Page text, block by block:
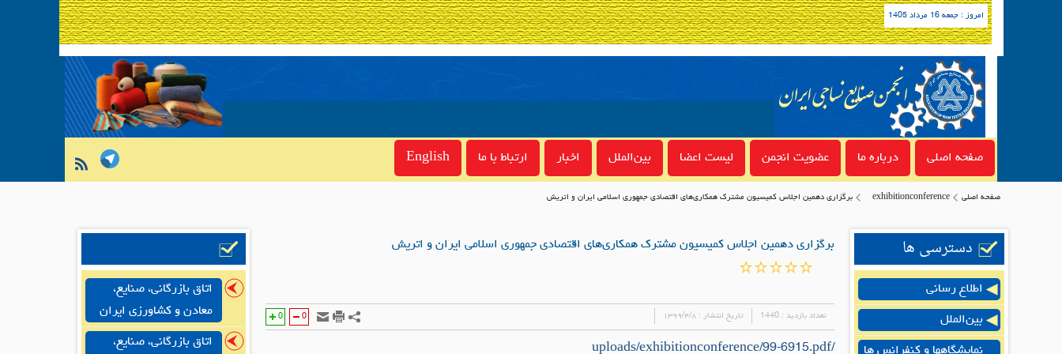
امروز : جمعه 16 مرداد 1405
صفحه اصلی درباره ما عضویت انجمن لیست اعضا بین‌الملل اخبار ارتباط با ما English
صفحه اصلی exhibitionconference برگزاری دهمین اجلاس کمیسیون مشترک همکاری‌های اقتصادی جمهوری اسلامی ایران و اتریش
دسترسی ها
اطلاع رسانی
بین‌الملل
نمایشگاهها و کنفرانس ها
برگزاری دهمین اجلاس کمیسیون مشترک همکاری‌های اقتصادی جمهوری اسلامی ایران و اتریش
تعداد بازدید : 1440 تاریخ انتشار : ۱۳۹۹/۴/۸ 0 0
/uploads/exhibitionconference/99-6915.pdf
اتاق بازرگانی، صنایع،
معادن و کشاورزی ایران
اتاق بازرگانی، صنایع،